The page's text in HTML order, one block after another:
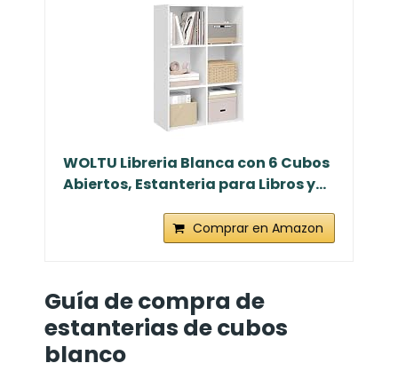
WOLTU Libreria Blanca con 6 Cubos
Abiertos, Estanteria para Libros y...
Comprar en Amazon
Guía de compra de
estanterias de cubos
blanco